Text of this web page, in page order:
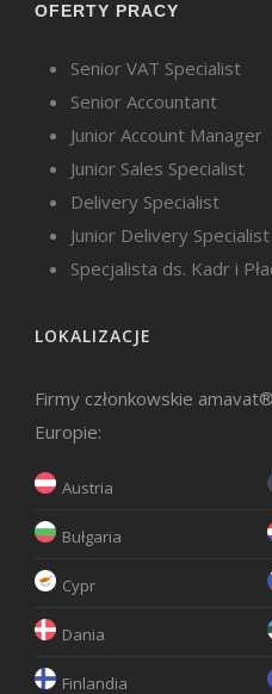
OFERTY PRACY
Senior VAT Specialist
Senior Accountant
Junior Account Manager
Junior Sales Specialist
Delivery Specialist
Junior Delivery Specialist
Specjalista ds. Kadr i
LOKALIZACJE
Firmy członkowskie
Europie:
Austria
Bułgaria
Cypr
Dania
Finlandia